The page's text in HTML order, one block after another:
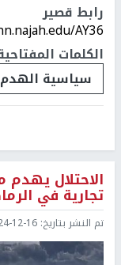
رابط قصير
AY36/
الكلمات
سياسية الهدم
تجارية في
تم النشر بتاريخ: 12-16 13:22